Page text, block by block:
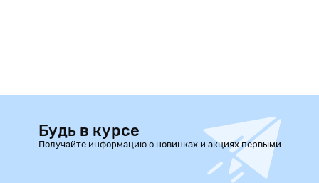
Будь в курсе
Получайте информацию о новинках и акциях первыми